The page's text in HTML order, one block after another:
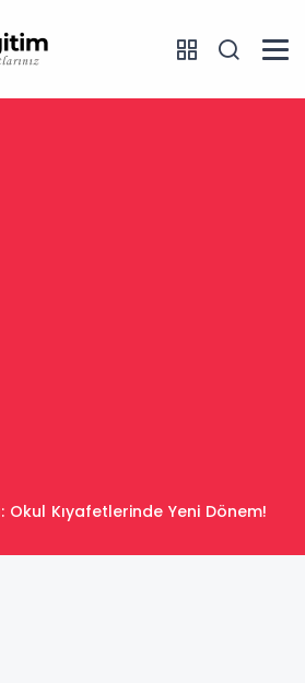
Okul Kıyafetlerinde Yeni Dönem!